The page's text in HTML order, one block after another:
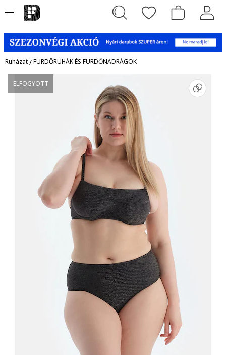
Ruházat/FÜRDŐRUHÁK ÉS FÜRDŐNADRÁGOK
ELFOGYOTT